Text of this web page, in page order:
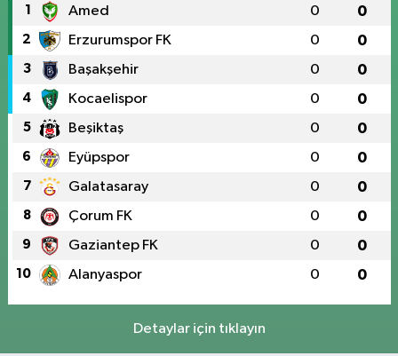
1 Amed 0 0
2 Erzurumspor FK 0 0
3 Başakşehir 0 0
4 Kocaelispor 0 0
5 Beşiktaş 0 0
6 Eyüpspor 0 0
7 Galatasaray 0 0
8 Çorum FK 0 0
9 Gaziantep FK 0 0
10 Alanyaspor 0 0
Detaylar için tıklayın